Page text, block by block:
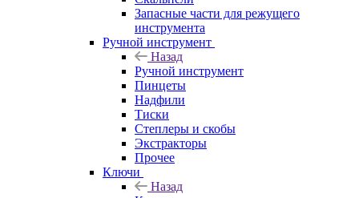
Запасные части для режущего
инструмента
Ручной инструмент
Назад
Ручной инструмент
Пинцеты
Надфили
Тиски
Степлеры и скобы
Экстракторы
Прочее
Ключи
Назад